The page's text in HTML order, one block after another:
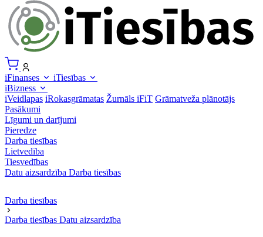
iFinanses
iTiesības
iBizness
iVeidlapas iRokasgrāmatas Žurnāls iFiT Grāmatveža plānotājs
Pasākumi
Līgumi un darījumi
Pieredze
Darba tiesības
Lietvedība
Tiesvedības
Datu aizsardzība Darba tiesības
Darba tiesības
Darba tiesības Datu aizsardzība